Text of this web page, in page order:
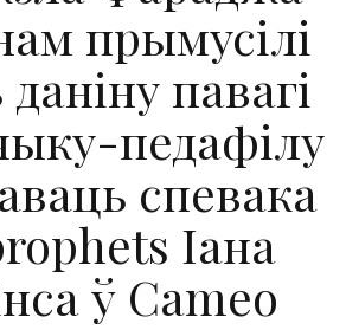
прымусілі
павагі
педафілу
спевака
Іана
ў Cameo